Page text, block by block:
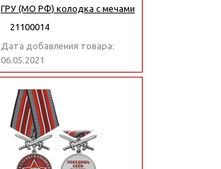
ГРУ (МО РФ) колодка с мечами
21100014
Дата добавления товара:
06.05.2021